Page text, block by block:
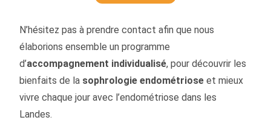
N’hésitez pas à prendre contact afin que nous
élaborions ensemble un programme
d’accompagnement individualisé, pour découvrir les
bienfaits de la sophrologie endométriose et mieux
vivre chaque jour avec l’endométriose dans les
Landes.